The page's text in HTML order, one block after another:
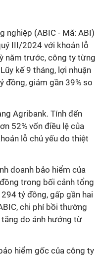
nghiệp (ABIC - Mã: ABI)
III/2024 với khoản lỗ
năm trước, công ty từng
kế 9 tháng, lợi nhuận
đồng, giảm gần 39% so
Agribank. Tính đến
52% vốn điều lệ của
lỗ chủ yếu do thiệt
doanh bảo hiểm của
trong bối cảnh tổng
tỷ đồng, gấp gần hai
chi phí bồi thường
do ảnh hưởng từ
hiểm gốc của công ty